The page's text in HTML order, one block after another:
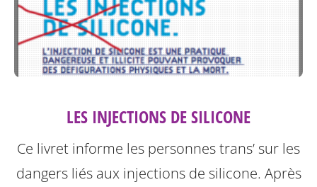
LES INJECTIONS DE SILICONE
Ce livret informe les personnes trans’ sur les
dangers liés aux injections de silicone. Après